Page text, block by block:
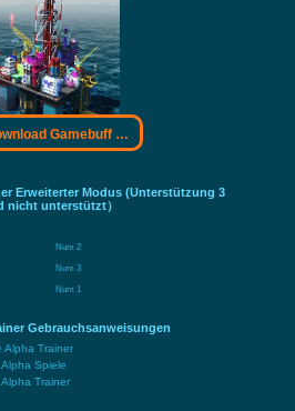
Gamebuff Trainer
Erweiterter Modus (Unterstützung 3
nicht unterstützt）
Num 2
Num 3
Num 1
Gebrauchsanweisungen
Alpha Trainer
Spiele
Trainer